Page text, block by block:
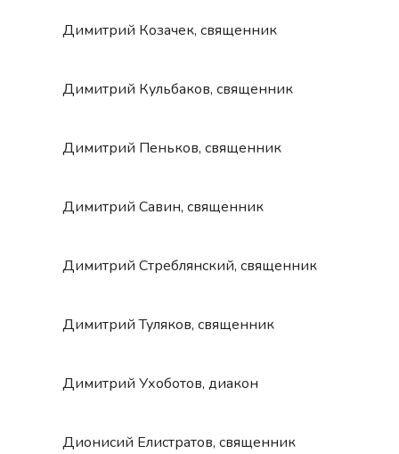
Димитрий Козачек, священник
Димитрий Кульбаков, священник
Димитрий Пеньков, священник
Димитрий Савин, священник
Димитрий Стреблянский, священник
Димитрий Туляков, священник
Димитрий Ухоботов, диакон
Дионисий Елистратов, священник